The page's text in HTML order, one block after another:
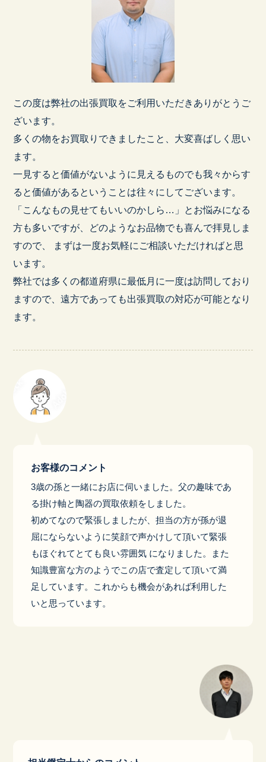
この度は弊社の出張買取をご利用いただきありがとうご
ざいます。
多くの物をお買取りできましたこと、大変喜ばしく思い
ます。
一見すると価値がないように見えるものでも我々からす
ると価値があるということは往々にしてございます。
「こんなもの見せてもいいのかしら…」とお悩みになる
方も多いですが、どのようなお品物でも喜んで拝見しま
すので、 まずは一度お気軽にご相談いただければと思
います。
弊社では多くの都道府県に最低月に一度は訪問しており
ますので、遠方であっても出張買取の対応が可能となり
ます。
お客様のコメント
3歳の孫と一緒にお店に伺いました。父の趣味であ
る掛け軸と陶器の買取依頼をしました。
初めてなので緊張しましたが、担当の方が孫が退
屈にならないように笑顔で声かけして頂いて緊張
もほぐれてとても良い雰囲気 になりました。また
知識豊富な方のようでこの店で査定して頂いて満
足しています。これからも機会があれば利用した
いと思っています。